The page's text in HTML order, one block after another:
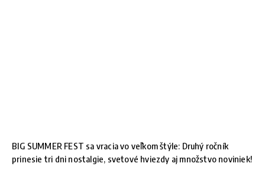
BIG SUMMER FEST sa vracia vo veľkom štýle: Druhý ročník
prinesie tri dni nostalgie, svetové hviezdy aj množstvo noviniek!